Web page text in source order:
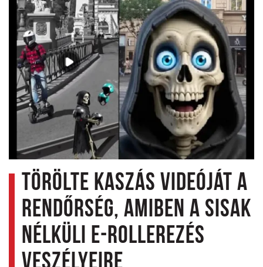
Törölte kaszás videóját a
rendőrség, amiben a sisak
nélküli e-rollerezés